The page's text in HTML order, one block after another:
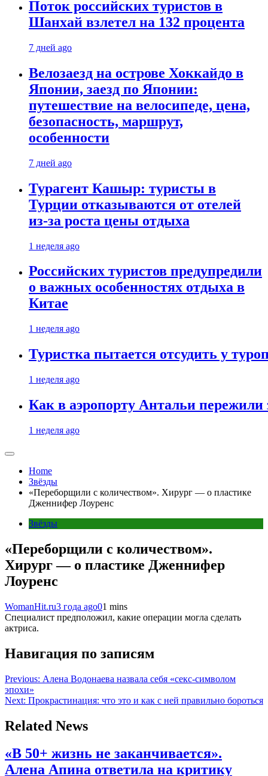
Поток российских туристов в
Шанхай взлетел на 132 процента
7 дней ago
Велозаезд на острове Хоккайдо в
Японии, заезд по Японии:
путешествие на велосипеде, цена,
безопасность, маршрут,
особенности
7 дней ago
Турагент Кашыр: туристы в
Турции отказываются от отелей
из-за роста цены отдыха
1 неделя ago
Российских туристов предупредили
о важных особенностях отдыха в
Китае
1 неделя ago
Туристка пытается отсудить у
1 неделя ago
Как в аэропорту Антальи
1 неделя ago
Home
Звёзды
«Переборщили с количеством». Хирург — о пластике
Дженнифер Лоуренс
Звёзды
«Переборщили с количеством».
Хирург — о пластике Дженнифер
Лоуренс
WomanHit.ru3 года ago01 mins
Специалист предположил, какие операции могла сделать
актриса.
Навигация по записям
Previous: Алена Водонаева назвала себя «секс-символом
эпохи»
Next: Прокрастинация: что это и как с ней правильно бороться
Related News
«В 50+ жизнь не заканчивается».
Алена Апина ответила на критику